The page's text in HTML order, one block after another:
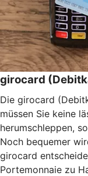
girocard
Die girocard
müssen Sie keine
herumschleppen,
Noch bequemer
girocard
Portemonnaie zu